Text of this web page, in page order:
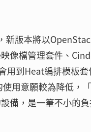
新版本將以
像檔管理套件、
到Heat編排模板
用意願較為降低，
備，是一筆不小的